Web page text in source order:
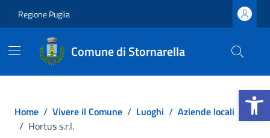
Regione Puglia
Comune di Stornarella
Home / Vivere il Comune / Luoghi / Aziende locali
/ Hortus s.r.l.
Apri la